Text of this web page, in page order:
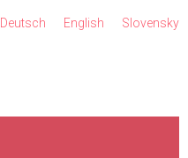
Slovensky
English
Deutsch